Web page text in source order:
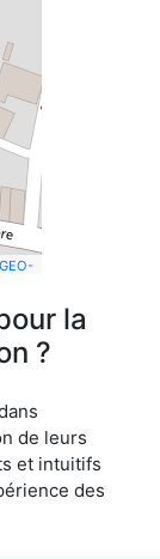
GEO-
la
?
de leurs
et intuitifs
des